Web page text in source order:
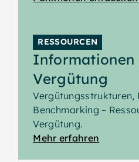
RESSOURCEN
Informationen
Vergütung
Vergütungsstrukturen,
Benchmarking –
Vergütung.
Mehr erfahren